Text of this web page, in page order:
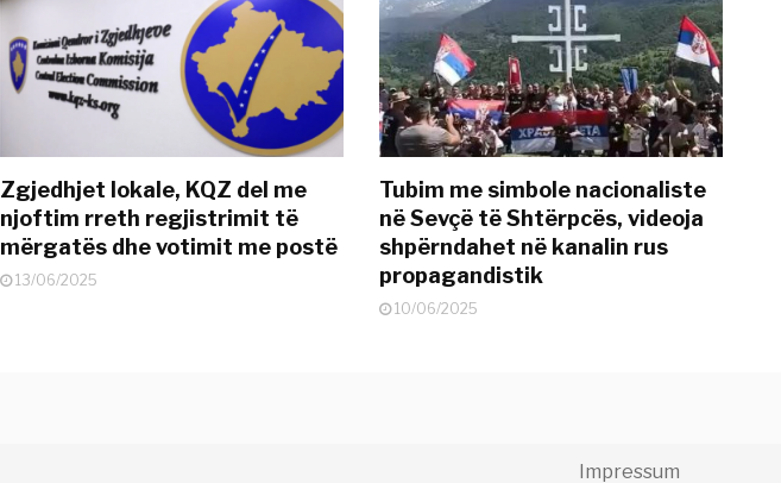
Zgjedhjet lokale, KQZ del me
njoftim rreth regjistrimit të
mërgatës dhe votimit me postë
13/06/2025
Tubim me simbole nacionaliste
në Sevçë të Shtërpcës, videoja
shpërndahet në kanalin rus
propagandistik
10/06/2025
Impressum